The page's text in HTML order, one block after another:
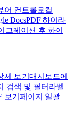
어 컨트롤로컬
DocsPDF 하이라
그레이션 후 하이
세 보기 대시보드에
검색 및 필터 라벨
보기 페이지 일괄